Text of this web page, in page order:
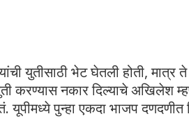
युतीसाठी भेट घेतली होती, मात्र
करण्यास नकार दिल्याचे अखिलेश
यूपीमध्ये पुन्हा एकदा भाजप